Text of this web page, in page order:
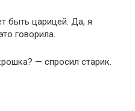
быть царицей. Да, я
говорила.
— спросил старик.